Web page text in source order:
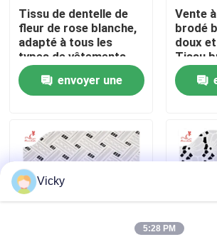
Contrôle de qualité
Contactez-nous
Demandez une citation
Exhibition Information
tissu brodé de dentelle
équilibre brodé de dentelle
Tissu de dentelle de
fleur de rose blanche,
adapté à tous les
types de vêtements,
support de tissus sur
mesure.envoyer une
Vente
brodé
doux
Tissu
Vicky
5:28 PM